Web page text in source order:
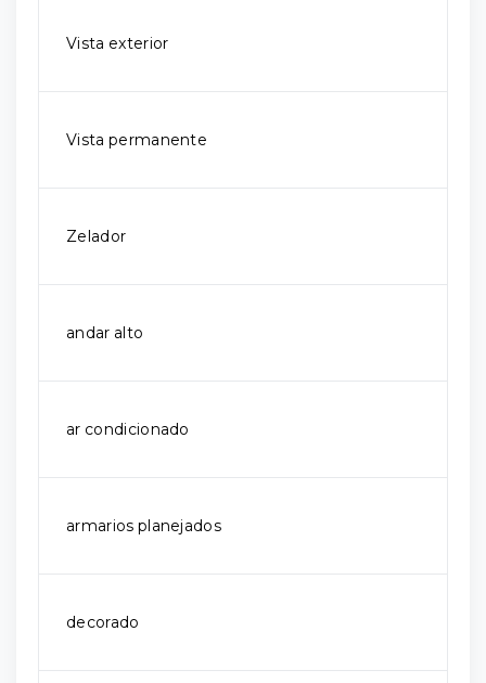
Vista exterior
Vista permanente
Zelador
andar alto
ar condicionado
armarios planejados
decorado